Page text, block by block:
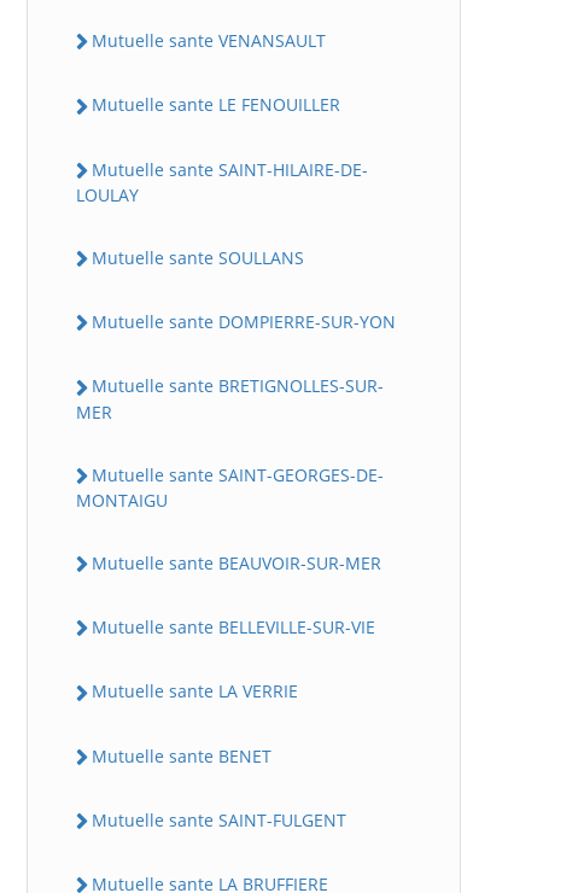
Mutuelle sante VENANSAULT
Mutuelle sante LE FENOUILLER
Mutuelle sante SAINT-HILAIRE-DE-
LOULAY
Mutuelle sante SOULLANS
Mutuelle sante DOMPIERRE-SUR-YON
Mutuelle sante BRETIGNOLLES-SUR-
MER
Mutuelle sante SAINT-GEORGES-DE-
MONTAIGU
Mutuelle sante BEAUVOIR-SUR-MER
Mutuelle sante BELLEVILLE-SUR-VIE
Mutuelle sante LA VERRIE
Mutuelle sante BENET
Mutuelle sante SAINT-FULGENT
Mutuelle sante LA BRUFFIERE